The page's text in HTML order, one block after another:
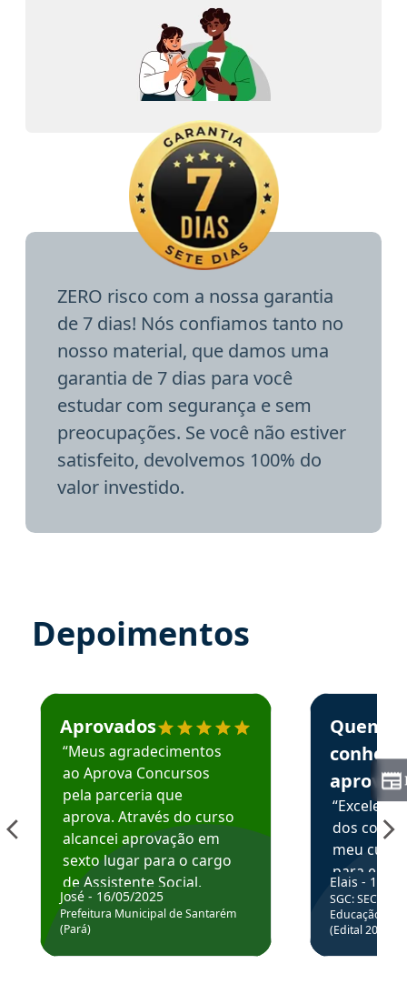
ZERO risco com a nossa garantia
de 7 dias! Nós confiamos tanto no
nosso material, que damos uma
garantia de 7 dias para você
estudar com segurança e sem
preocupações. Se você não estiver
satisfeito, devolvemos 100% do
valor investido.
Depoimentos
Estudante José recomenda o Aprova Concursos em
Aprovados
“Meus agradecimentos
ao Aprova Concursos
pela parceria que
aprova. Através do curso
alcancei aprovação em
sexto lugar para o cargo
de Assistente Social.
Hoje estou atuando na
Prefeitura de Santarém.
José - 16/05/2025
Prefeitura Municipal de Santarém
(Pará)
Estudante
Quem
aprova
dos
meu
para
colocar
através
de
Elais - 15/
SGC: SEC BA
Educação
(Edital